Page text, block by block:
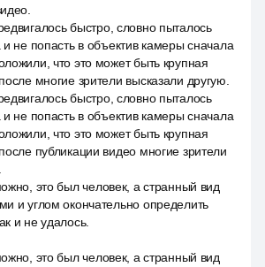
быстро, словно пыталось
и не попасть в объектив камеры сначала
что это может быть крупная
многие зрители высказали другую.
быстро, словно пыталось
и не попасть в объектив камеры сначала
что это может быть крупная
публикации видео многие зрители
это был человек, а странный вид
и углом окончательно определить
и не удалось.
это был человек, а странный вид